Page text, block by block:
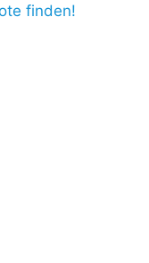
finden!